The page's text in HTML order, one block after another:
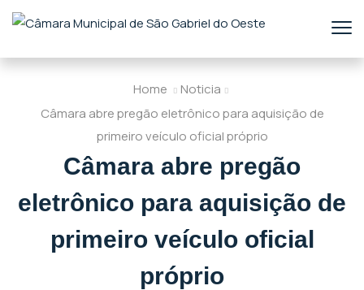
Home
Noticia
Câmara abre pregão eletrônico para aquisição de
primeiro veículo oficial próprio
Câmara abre pregão
eletrônico para aquisição de
primeiro veículo oficial
próprio